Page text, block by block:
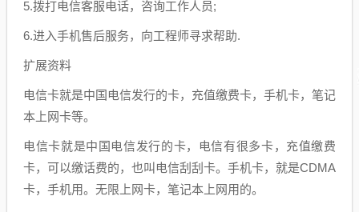
5.拨打电信客服电话，咨询工作人员;
6.进入手机售后服务，向工程师寻求帮助.
扩展资料
电信卡就是中国电信发行的卡，充值缴费卡，手机卡，笔记
本上网卡等。
电信卡就是中国电信发行的卡，电信有很多卡，充值缴费
卡，可以缴话费的，也叫电信刮刮卡。手机卡，就是CDMA
卡，手机用。无限上网卡，笔记本上网用的。